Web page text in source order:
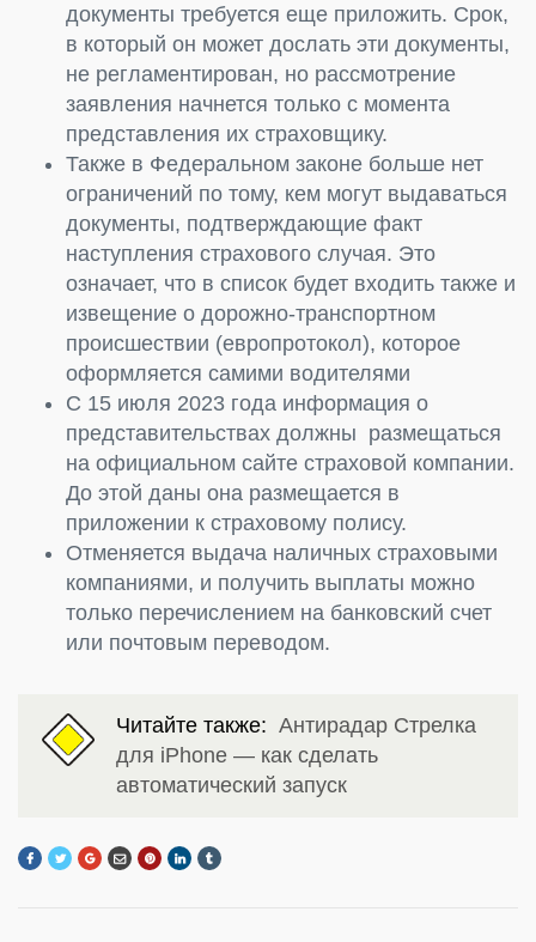
документы требуется еще приложить. Срок,
в который он может дослать эти документы,
не регламентирован, но рассмотрение
заявления начнется только с момента
представления их страховщику.
Также в Федеральном законе больше нет
ограничений по тому, кем могут выдаваться
документы, подтверждающие факт
наступления страхового случая. Это
означает, что в список будет входить также и
извещение о дорожно-транспортном
происшествии (европротокол), которое
оформляется самими водителями
С 15 июля 2023 года информация о
представительствах должны размещаться
на официальном сайте страховой компании.
До этой даны она размещается в
приложении к страховому полису.
Отменяется выдача наличных страховыми
компаниями, и получить выплаты можно
только перечислением на банковский счет
или почтовым переводом.
Читайте также: Антирадар Стрелка
для iPhone — как сделать
автоматический запуск